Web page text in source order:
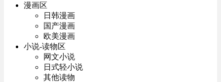
漫画区
日韩漫画
国产漫画
欧美漫画
小说-读物区
网文小说
日式轻小说
其他读物